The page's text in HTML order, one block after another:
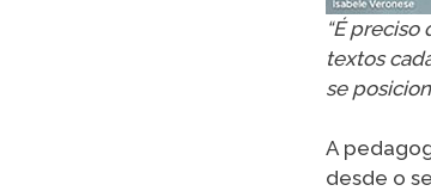
“É
textos
se
A
desde o